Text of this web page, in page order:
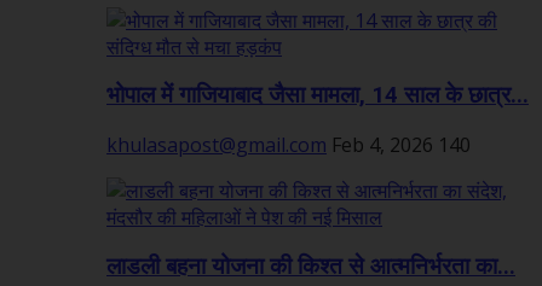
भोपाल में गाजियाबाद जैसा मामला, 14 साल के छात्र...
khulasapost@gmail.com Feb 4, 2026 140
लाडली बहना योजना की किश्त से आत्मनिर्भरता का...